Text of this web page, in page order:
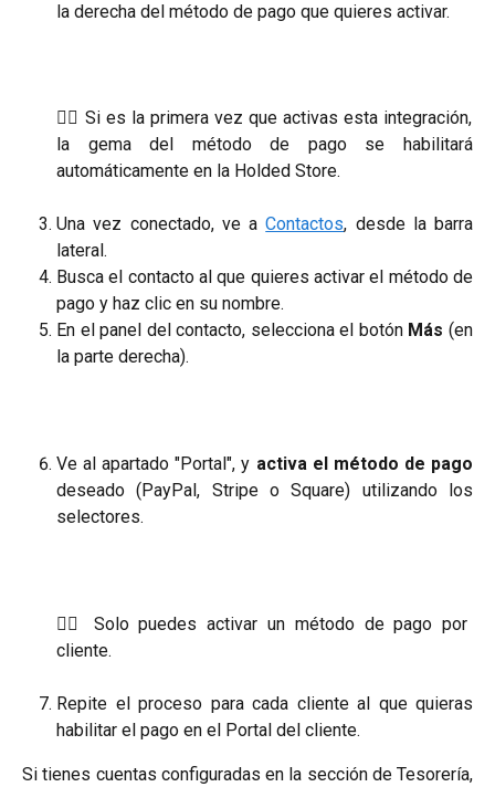
la derecha del método de pago que quieres activar.
☝🏼 Si es la primera vez que activas esta integración,
la gema del método de pago se habilitará
automáticamente en la Holded Store.
Una vez conectado, ve aContactos, desde la barra
lateral.
Busca el contacto al que quieres activar el método de
pago y haz clic en su nombre.
En el panel del contacto, selecciona el botón Más (en
la parte derecha).
Ve al apartado "Portal", y activa el método de pago
deseado (PayPal, Stripe o Square) utilizando los
selectores.
☝🏼 Solo puedes activar un método de pago por
cliente.
Repite el proceso para cada cliente al que quieras
habilitar el pago en el Portal del cliente.
Si tienes cuentas configuradas en la sección de Tesorería,